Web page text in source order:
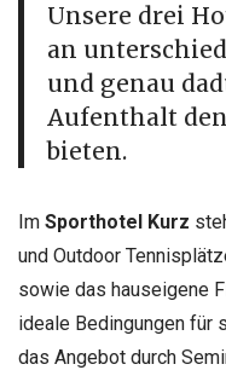
Unsere drei
an
und genau
Aufenthalt
bieten.
Im Sporthotel Kurz
und Outdoor
sowie das hauseigene
ideale Bedingungen für
das Angebot durch